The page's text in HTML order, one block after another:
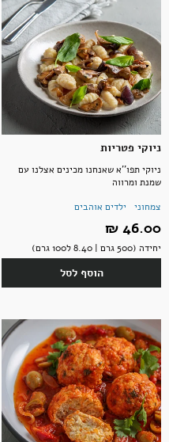
ניוקי פטריות
ניוקי תפו''א שאנחנו מכינים אצלנו עם
שמנת ומרווה
צמחוני
ילדים אוהבים
46.00 ‏₪
יחידה (500 גרם | 8.40 ל100 גרם)
הוסף לסל
ארוחות שלמות
מגשי אירוח מתוקים
להשלמת האירוח
תבלינים
ממרחים מתוקים,
ביצים וחלב
אלכוהול ותזקיקים
חדר רחצה
טקסטיל
נרות וריחות
ילדים
אקססוריז